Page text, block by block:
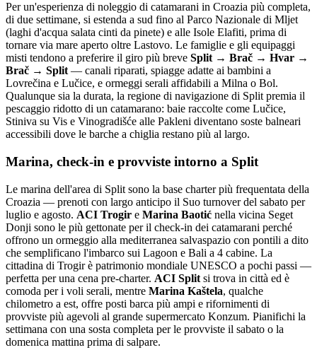
Per un'esperienza di noleggio di catamarani in Croazia più completa,
di due settimane, si estenda a sud fino al Parco Nazionale di Mljet
(laghi d'acqua salata cinti da pinete) e alle Isole Elafiti, prima di
tornare via mare aperto oltre Lastovo. Le famiglie e gli equipaggi
misti tendono a preferire il giro più breve Split → Brač → Hvar →
Brač → Split — canali riparati, spiagge adatte ai bambini a
Lovrečina e Lučice, e ormeggi serali affidabili a Milna o Bol.
Qualunque sia la durata, la regione di navigazione di Split premia il
pescaggio ridotto di un catamarano: baie raccolte come Lučice,
Stiniva su Vis e Vinogradišće alle Pakleni diventano soste balneari
accessibili dove le barche a chiglia restano più al largo.
Marina, check-in e provviste intorno a Split
Le marina dell'area di Split sono la base charter più frequentata della
Croazia — prenoti con largo anticipo il Suo turnover del sabato per
luglio e agosto. ACI Trogir e Marina Baotić nella vicina Seget
Donji sono le più gettonate per il check-in dei catamarani perché
offrono un ormeggio alla mediterranea salvaspazio con pontili a dito
che semplificano l'imbarco sui Lagoon e Bali a 4 cabine. La
cittadina di Trogir è patrimonio mondiale UNESCO a pochi passi —
perfetta per una cena pre-charter. ACI Split si trova in città ed è
comoda per i voli serali, mentre Marina Kaštela, qualche
chilometro a est, offre posti barca più ampi e rifornimenti di
provviste più agevoli al grande supermercato Konzum. Pianifichi la
settimana con una sosta completa per le provviste il sabato o la
domenica mattina prima di salpare.